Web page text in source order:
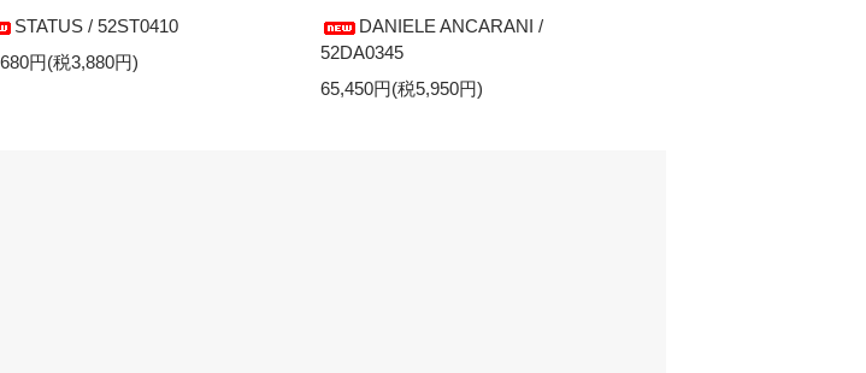
STATUS / 52ST0410
円(税3,880円)
DANIELE ANCARANI /
52DA0345
65,450円(税5,950円)